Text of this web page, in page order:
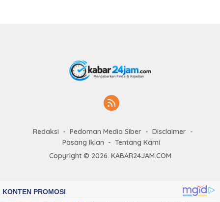
Redaksi Pedoman Media Siber
Disclaimer
Pasang Iklan
Tentang Kami
Copyright © 2026. KABAR24JAM.COM